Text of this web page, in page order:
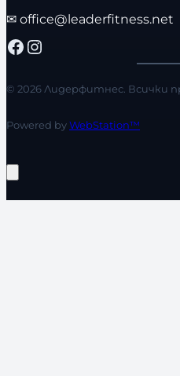
✉ office@leaderfitness.net
Facebook Instagram
© 2026 Лидерфитнес. Всички
Powered byWebStation™